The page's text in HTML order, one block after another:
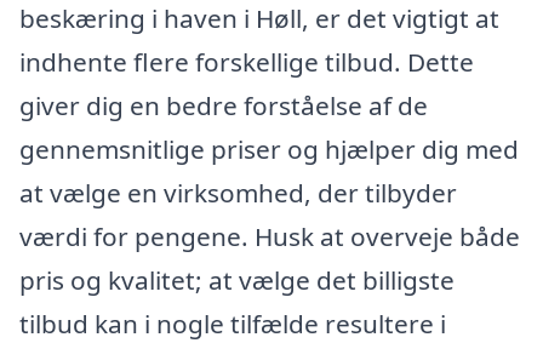
beskæring i haven i Høll, er det vigtigt at
indhente flere forskellige tilbud. Dette
giver dig en bedre forståelse af de
gennemsnitlige priser og hjælper dig med
at vælge en virksomhed, der tilbyder
værdi for pengene. Husk at overveje både
pris og kvalitet; at vælge det billigste
tilbud kan i nogle tilfælde resultere i